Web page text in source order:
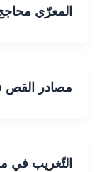
المعرّي
مصادر القص
التّغريب في